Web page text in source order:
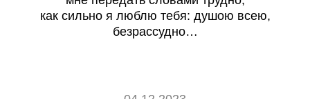
как сильно я люблю тебя: душою всею,
безрассудно…